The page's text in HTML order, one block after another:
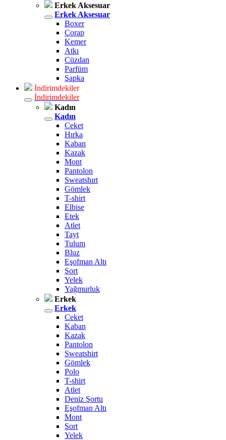
Erkek Aksesuar
Erkek Aksesuar
Boxer
Çorap
Kemer
Atkı
Cüzdan
Parfüm
Şapka
İndirimdekiler
İndirimdekiler
Kadın
Kadın
Ceket
Hırka
Kaban
Kazak
Mont
Pantolon
Sweatshırt
Gömlek
T-shirt
Elbise
Etek
Atlet
Tayt
Tulum
Bluz
Eşofman Altı
Şort
Yelek
Yağmurluk
Erkek
Erkek
Ceket
Kaban
Kazak
Pantolon
Sweatshirt
Gömlek
Polo
T-shirt
Atlet
Deniz Şortu
Eşofman Altı
Mont
Şort
Yelek